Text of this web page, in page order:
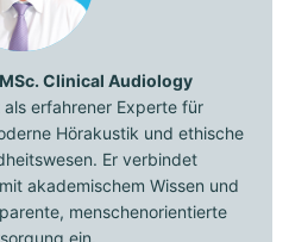
Clinical Audiology
erfahrener Experte für
Hörakustik und ethische
Er verbindet
akademischem Wissen und
menschenorientierte